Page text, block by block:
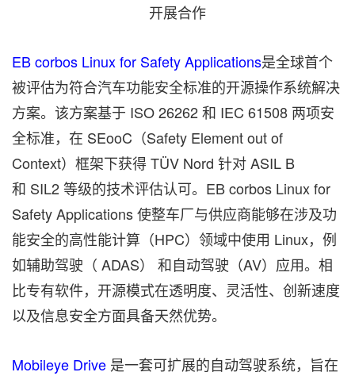
开展合作
EB corbos Linux for Safety Applications是全球首个
被评估为符合汽车功能安全标准的开源操作系统解决
方案。该方案基于 ISO 26262 和 IEC 61508 两项安
全标准，在 SEooC（Safety Element out of
Context）框架下获得 TÜV Nord 针对 ASIL B
和 SIL2 等级的技术评估认可。EB corbos Linux for
Safety Applications 使整车厂与供应商能够在涉及功
能安全的高性能计算（HPC）领域中使用 Linux，例
如辅助驾驶（ ADAS） 和自动驾驶（AV）应用。相
比专有软件，开源模式在透明度、灵活性、创新速度
以及信息安全方面具备天然优势。
Mobileye Drive 是一套可扩展的自动驾驶系统，旨在